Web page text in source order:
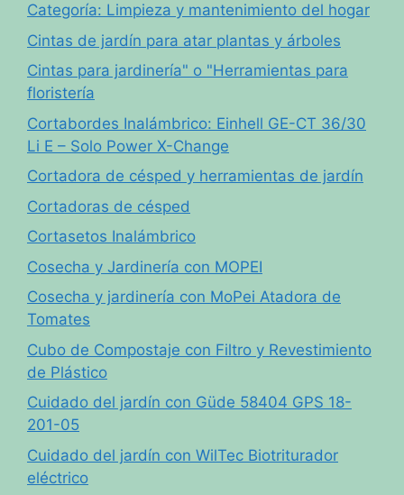
Categoría: Limpieza y mantenimiento del hogar
Cintas de jardín para atar plantas y árboles
Cintas para jardinería" o "Herramientas para
floristería
Cortabordes Inalámbrico: Einhell GE-CT 36/30
Li E – Solo Power X-Change
Cortadora de césped y herramientas de jardín
Cortadoras de césped
Cortasetos Inalámbrico
Cosecha y Jardinería con MOPEI
Cosecha y jardinería con MoPei Atadora de
Tomates
Cubo de Compostaje con Filtro y Revestimiento
de Plástico
Cuidado del jardín con Güde 58404 GPS 18-
201-05
Cuidado del jardín con WilTec Biotriturador
eléctrico